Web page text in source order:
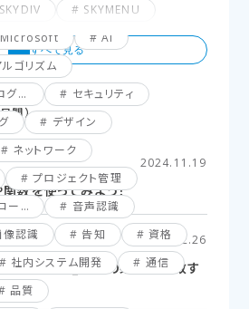
SKYDIV
SKYMENU
Microsoft
AI
ルゴリズム
グ
セキュリティ
デザイン
ネットワーク
プロジェクト管理
ド
音声認識
像認識 告知
資格
社内システム開発
通信
品質
間）
2024.11.19
数を使ってみよう！
2025.02.26
関数応用編_複数の条件に一致す
！